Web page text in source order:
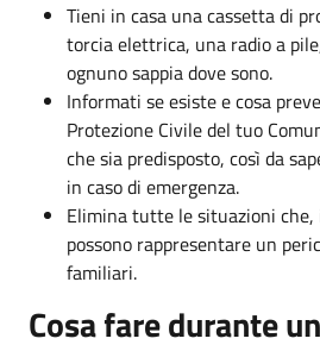
Tieni in casa una cassetta di
torcia elettrica, una radio a
ognuno sappia dove sono.
Informati se esiste e cosa
Protezione Civile del tuo
che sia predisposto, così da
in caso di emergenza.
Elimina tutte le situazioni
possono rappresentare un
familiari.
Cosa fare durante